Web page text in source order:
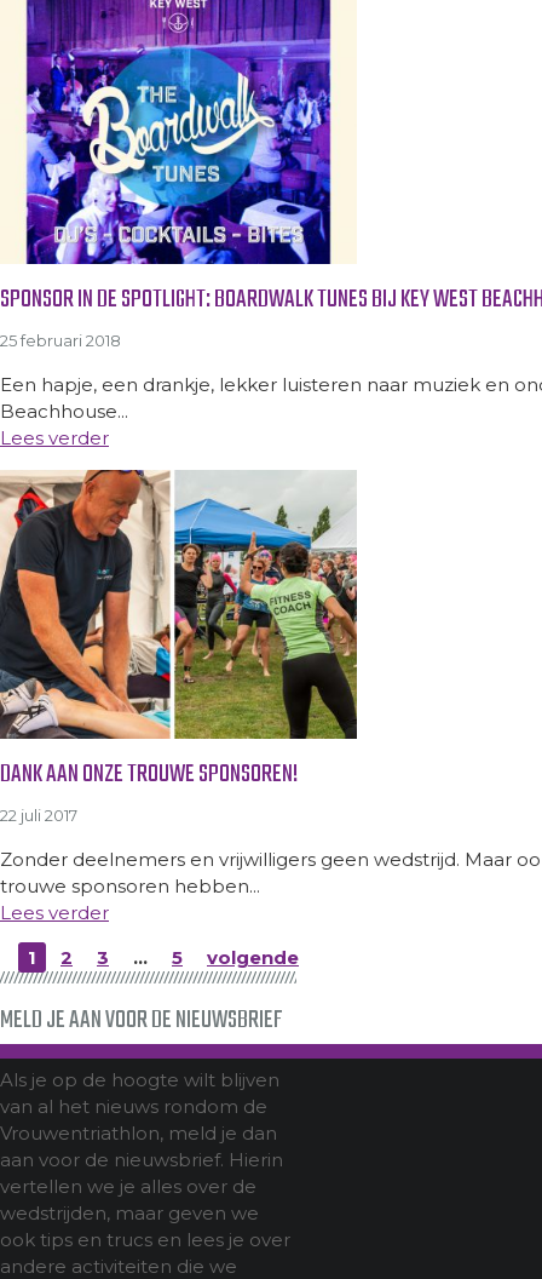
SPONSOR IN DE SPOTLIGHT: BOARDWALK TUNES BIJ KEY WEST
25 februari 2018
Een hapje, een drankje, lekker luisteren naar muziek en
Beachhouse...
Lees verder
DANK AAN ONZE TROUWE SPONSOREN!
22 juli 2017
Zonder deelnemers en vrijwilligers geen wedstrijd. Maar
trouwe sponsoren hebben...
Lees verder
1
2 3 … 5 volgende
MELD JE AAN VOOR DE NIEUWSBRIEF
Als je op de hoogte wilt blijven
van al het nieuws rondom de
Vrouwentriathlon, meld je dan
aan voor de nieuwsbrief. Hierin
vertellen we je alles over de
wedstrijden, maar geven we
ook tips en trucs en lees je over
andere activiteiten die we